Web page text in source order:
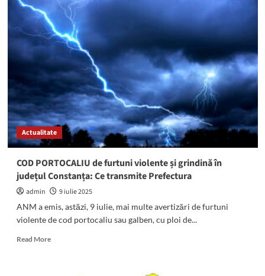
meteo
ANM
pentru
zona
litoralului:
COD
PORTOCALIU
vijelii
până
mâine
dimineață
Actualitate
COD PORTOCALIU de furtuni violente și grindină în
județul Constanța: Ce transmite Prefectura
admin
9 iulie 2025
ANM a emis, astăzi, 9 iulie, mai multe avertizări de furtuni
violente de cod portocaliu sau galben, cu ploi de...
Read MoreRead